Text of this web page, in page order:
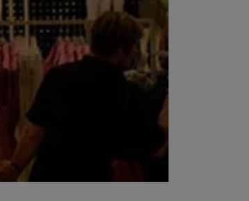
2026
à Architect at Work à Prague, en
nous visite au stand 49 les 17 et 18